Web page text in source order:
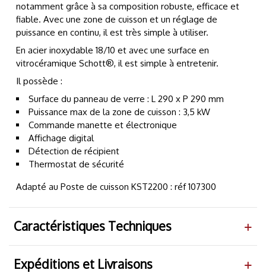
notamment grâce à sa composition robuste, efficace et
fiable. Avec une zone de cuisson et un réglage de
puissance en continu, il est très simple à utiliser.
En acier inoxydable 18/10 et avec une surface en
vitrocéramique Schott®, il est simple à entretenir.
Il possède :
Surface du panneau de verre : L 290 x P 290 mm
Puissance max de la zone de cuisson : 3,5 kW
Commande manette et électronique
Affichage digital
Détection de récipient
Thermostat de sécurité
Adapté au Poste de cuisson KST2200 : réf 107300
Caractéristiques Techniques
Expéditions et Livraisons